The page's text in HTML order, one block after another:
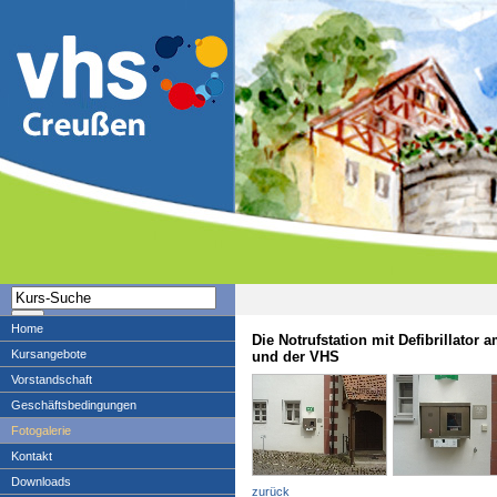
Home
Kursangebote
Vorstandschaft
Geschäftsbedingungen
Fotogalerie
Kontakt
Downloads
Die Notrufstation mit Defibrillator
und der VHS
zurück